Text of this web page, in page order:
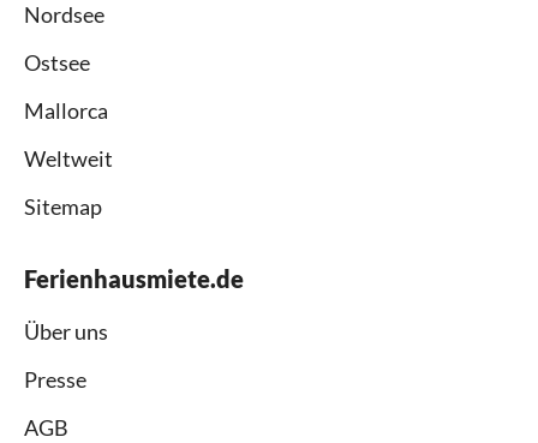
Nordsee
Ostsee
Mallorca
Weltweit
Sitemap
Ferienhausmiete.de
Über uns
Presse
AGB